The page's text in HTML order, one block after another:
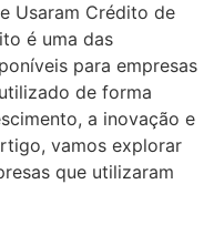
Usaram Crédito de
é uma das
para empresas
de forma
a inovação e
vamos explorar
que utilizaram